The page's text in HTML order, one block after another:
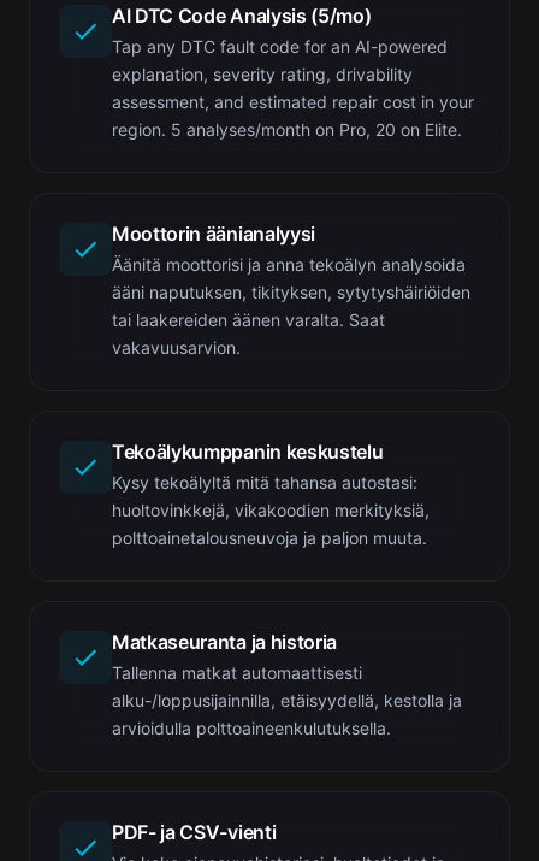
AI DTC Code Analysis (5/mo)
Tap any DTC fault code for an AI-powered
explanation, severity rating, drivability
assessment, and estimated repair cost in your
region. 5 analyses/month on Pro, 20 on Elite.
Moottorin äänianalyysi
Äänitä moottorisi ja anna tekoälyn analysoida
ääni naputuksen, tikityksen, sytytyshäiriöiden
tai laakereiden äänen varalta. Saat
vakavuusarvion.
Tekoälykumppanin keskustelu
Kysy tekoälyltä mitä tahansa autostasi:
huoltovinkkejä, vikakoodien merkityksiä,
polttoainetalousneuvoja ja paljon muuta.
Matkaseuranta ja historia
Tallenna matkat automaattisesti
alku-/loppusijainnilla, etäisyydellä, kestolla ja
arvioidulla polttoaineenkulutuksella.
PDF- ja CSV-vienti